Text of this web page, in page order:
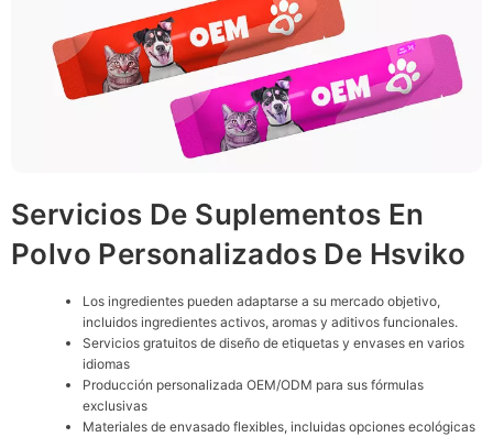
Servicios De Suplementos En
Polvo Personalizados De Hsviko
Los ingredientes pueden adaptarse a su mercado objetivo,
incluidos ingredientes activos, aromas y aditivos funcionales.
Servicios gratuitos de diseño de etiquetas y envases en varios
idiomas
Producción personalizada OEM/ODM para sus fórmulas
exclusivas
Materiales de envasado flexibles, incluidas opciones ecológicas